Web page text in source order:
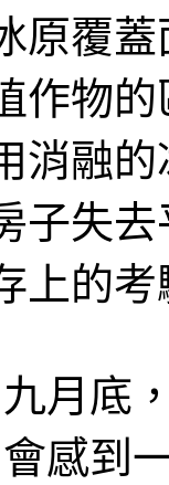
原覆
作物
消融
子失
上的考
九月底
會感到